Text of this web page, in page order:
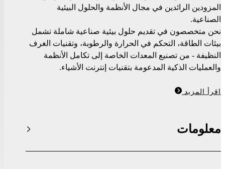
المزودين الرائدين في مجال الأنظمة والحلول البيئية
الصناعية.
نحن متخصصون في تقديم حلول بيئية صناعية شاملة تشمل
بيئات الطاقة، التحكم في الحرارة والرطوبة، وتقنيات الغرف
النظيفة - من تصنيع المعدات الخاصة إلى تكامل الأنظمة
والعمليات الذكية المدعومة بتقنيات إنترنت الأشياء.
اقرأ المزيد
معلومات